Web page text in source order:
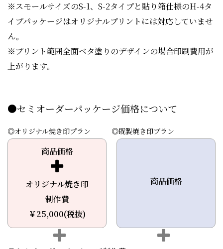
※スモールサイズのS-1、S-2タイプと貼り箱仕様のH-4タ
イプパッケージはオリジナルプリントには対応していませ
ん。
※プリント範囲全面ベタ塗りのデザインの場合印刷費用が
上がります。
●セミオーダーパッケージ価格について
◎オリジナル焼き印プラン
商品価格
オリジナル焼き印
制作費
￥25,000(税抜)
◎既製焼き印プラン
商品価格